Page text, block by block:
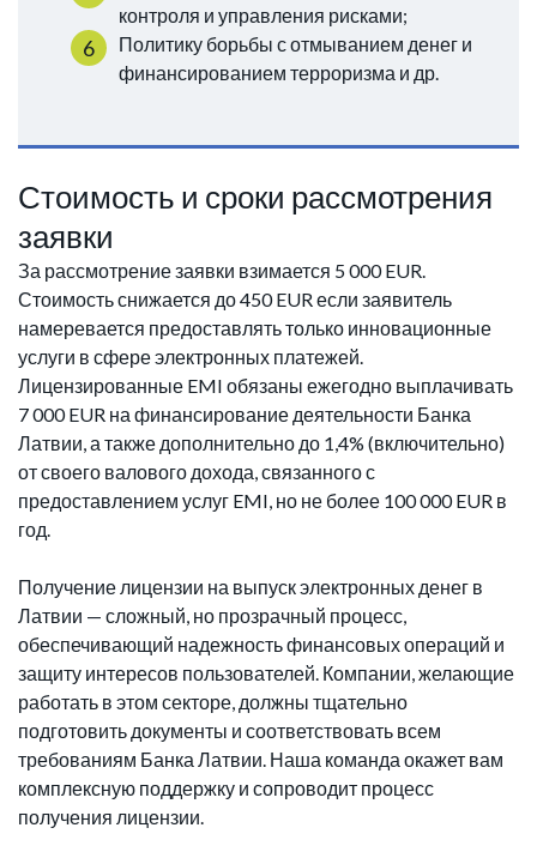
контроля и управления рисками;
Политику борьбы с отмыванием денег и
финансированием терроризма и др.
Стоимость и сроки рассмотрения
заявки
За рассмотрение заявки взимается 5 000 EUR.
Стоимость снижается до 450 EUR если заявитель
намеревается предоставлять только инновационные
услуги в сфере электронных платежей.
Лицензированные EMI обязаны ежегодно выплачивать
7 000 EUR на финансирование деятельности Банка
Латвии, а также дополнительно до 1,4% (включительно)
от своего валового дохода, связанного с
предоставлением услуг EMI, но не более 100 000 EUR в
год.
Получение лицензии на выпуск электронных денег в
Латвии — сложный, но прозрачный процесс,
обеспечивающий надежность финансовых операций и
защиту интересов пользователей. Компании, желающие
работать в этом секторе, должны тщательно
подготовить документы и соответствовать всем
требованиям Банка Латвии. Наша команда окажет вам
комплексную поддержку и сопроводит процесс
получения лицензии.